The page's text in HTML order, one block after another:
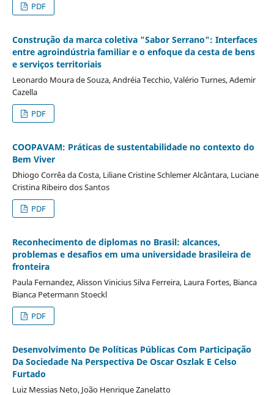
PDF
Construção da marca coletiva "Sabor Serrano": Interfaces
entre agroindústria familiar e o enfoque da cesta de bens
e serviços territoriais
Leonardo Moura de Souza, Andréia Tecchio, Valério Turnes, Ademir
Cazella
PDF
COOPAVAM: Práticas de sustentabilidade no contexto do
Bem Viver
Dhiogo Corrêa da Costa, Liliane Cristine Schlemer Alcântara, Luciane
Cristina Ribeiro dos Santos
PDF
Reconhecimento de diplomas no Brasil: alcances,
problemas e desafios em uma universidade brasileira de
fronteira
Paula Fernandez, Alisson Vinicius Silva Ferreira, Laura Fortes, Bianca
Bianca Petermann Stoeckl
PDF
Desenvolvimento De Políticas Públicas Com Participação
Da Sociedade Na Perspectiva De Oscar Oszlak E Celso
Furtado
Luiz Messias Neto, João Henrique Zanelatto